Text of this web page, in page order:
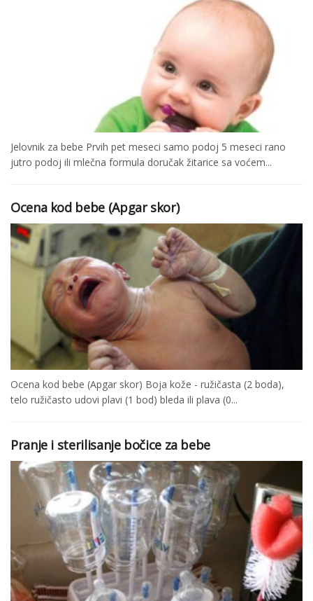
Jelovnik za bebe Prvih pet meseci samo podoj 5 meseci rano
jutro podoj ili mlečna formula doručak žitarice sa voćem...
Ocena kod bebe (Apgar skor)
Ocena kod bebe (Apgar skor) Boja kože - ružičasta (2 boda),
telo ružičasto udovi plavi (1 bod) bleda ili plava (0...
Pranje i sterilisanje bočice za bebe